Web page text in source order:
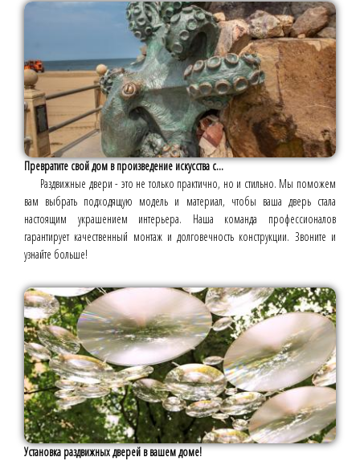
Превратите свой дом в произведение искусства с...
Раздвижные двери - это не только практично, но и стильно. Мы поможем
вам выбрать подходящую модель и материал, чтобы ваша дверь стала
настоящим украшением интерьера. Наша команда профессионалов
гарантирует качественный монтаж и долговечность конструкции. Звоните и
узнайте больше!
Установка раздвижных дверей в вашем доме!